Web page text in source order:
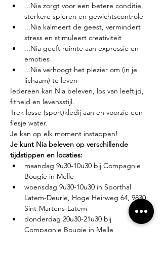
...Nia zorgt voor een betere conditie,
sterkere spieren en gewichtscontrole
...Nia kalmeert de geest, vermindert
stress en stimuleert creativiteit
...Nia geeft ruimte aan expressie en
emoties
...Nia verhoogt het plezier om (in je
lichaam) te leven
Iedereen kan Nia beleven, los van leeftijd,
fitheid en levensstijl.
Trek losse (sport)kledij aan en voorzie een
flesje water.
Je kan op elk moment instappen!
Je kunt Nia beleven op verschillende
tijdstippen en locaties:
maandag 9u30-10u30 bij Compagnie
Bougie in Melle
woensdag 9u30-10u30 in Sporthal
Latem-Deurle, Hoge Heirweg 64, 9830
Sint-Martens-Latem
donderdag 20u30-21u30 bij
Compagnie Bougie in Melle